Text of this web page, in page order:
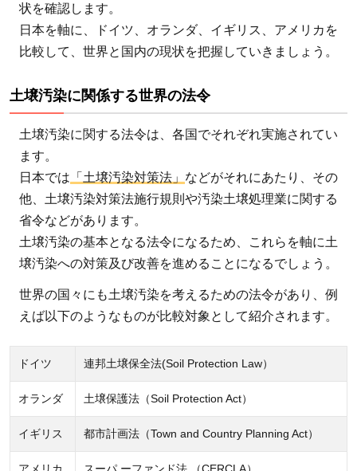
目的
と
は？
土壌
汚染
に関
する
日本
界の
現状
をチ
ェッ
ク！
状を確認します。
日本を軸に、ドイツ、オランダ、イギリス、アメリカを
比較して、世界と国内の現状を把握していきましょう。
土壌汚染に関係する世界の法令
土壌汚染に関する法令は、各国でそれぞれ実施されてい
ます。
日本では 「土壌汚染対策法」 などがそれにあたり、その
他、土壌汚染対策法施行規則や汚染土壌処理業に関する
省令などがあります。
土壌汚染の基本となる法令になるため、これらを軸に土
壌汚染への対策及び改善を進めることになるでしょう。
世界の国々にも土壌汚染を考えるための法令があり、例
えば以下のようなものが比較対象として紹介されます。
ドイツ 連邦土壌保全法(Soil Protection Law）
オランダ 土壌保護法（Soil Protection Act）
イギリス 都市計画法（Town and Country Planning Act）
アメリカ スーパ ーファンド法 （CERCLA）